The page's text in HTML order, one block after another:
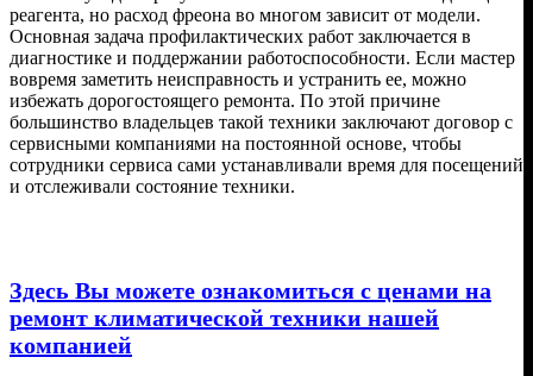
реагента, но расход фреона во многом зависит от модели.
Основная задача профилактических работ заключается в
диагностике и поддержании работоспособности. Если мастер
вовремя заметить неисправность и устранить ее, можно
избежать дорогостоящего ремонта. По этой причине
большинство владельцев такой техники заключают договор с
сервисными компаниями на постоянной основе, чтобы
сотрудники сервиса сами устанавливали время для посещений
и отслеживали состояние техники.
Здесь Вы можете ознакомиться с ценами на
ремонт климатической техники нашей
компанией